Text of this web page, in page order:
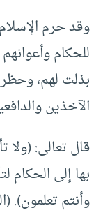
وقد حرم
للحكام
بذلت لهم،
الآخذين
قال تعالى: (ولا
بها إلى الحكام
وأنتم تعلمون).